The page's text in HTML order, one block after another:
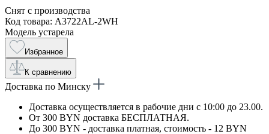
Снят с производства
Код товара: A3722AL-2WH
Модель устарела
Избранное
К сравнению
Доставка по Минску
Доставка осуществляется в рабочие дни с 10:00 до 23.00.
От 300 BYN доставка БЕСПЛАТНАЯ.
До 300 BYN - доставка платная, стоимость - 12 BYN